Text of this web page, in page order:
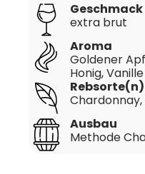
Ausbau
Methode
Aroma
Goldener
Honig, Vanille
Geschmack
extra brut
Rebsorte(n)
Chardonnay